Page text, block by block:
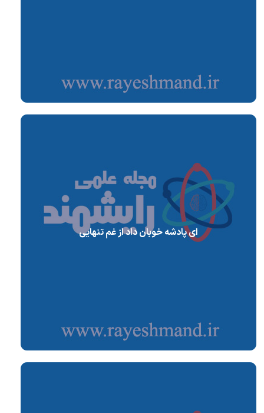
ای پادشه خوبان داد از غم تنهایی